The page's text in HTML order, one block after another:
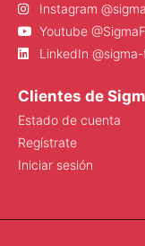
Instagram
Youtube
LinkedIn
Clientes de
Estado de cuenta
Regístrate
Iniciar sesión